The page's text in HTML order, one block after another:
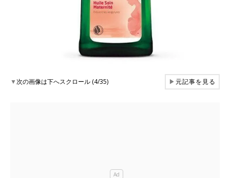
▼次の画像は下へスクロール (4/35) ▶元記事を見る